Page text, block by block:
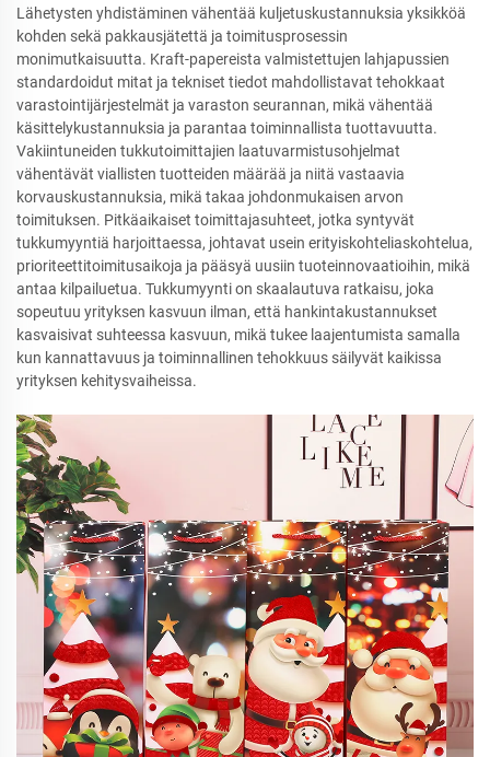
Lähetysten yhdistäminen vähentää kuljetuskustannuksia yksikköä
kohden sekä pakkausjätettä ja toimitusprosessin
monimutkaisuutta. Kraft-papereista valmistettujen lahjapussien
standardoidut mitat ja tekniset tiedot mahdollistavat tehokkaat
varastointijärjestelmät ja varaston seurannan, mikä vähentää
käsittelykustannuksia ja parantaa toiminnallista tuottavuutta.
Vakiintuneiden tukkutoimittajien laatuvarmistusohjelmat
vähentävät viallisten tuotteiden määrää ja niitä vastaavia
korvauskustannuksia, mikä takaa johdonmukaisen arvon
toimituksen. Pitkäaikaiset toimittajasuhteet, jotka syntyvät
tukkumyyntiä harjoittaessa, johtavat usein erityiskohteliaskohtelua,
prioriteettitoimitusaikoja ja pääsyä uusiin tuoteinnovaatioihin, mikä
antaa kilpailuetua. Tukkumyynti on skaalautuva ratkaisu, joka
sopeutuu yrityksen kasvuun ilman, että hankintakustannukset
kasvaisivat suhteessa kasvuun, mikä tukee laajentumista samalla
kun kannattavuus ja toiminnallinen tehokkuus säilyvät kaikissa
yrityksen kehitysvaiheissa.